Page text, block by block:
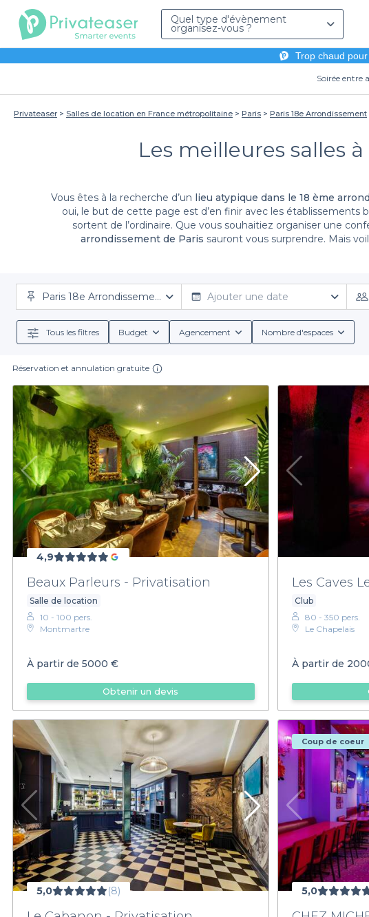
Quel type d'évènement
organisez-vous ?
Trop chaud
Soirée entre
Privateaser Salles de location en France métropolitaine Paris Paris 18e Arrondissement
Les meilleures salles
Vous êtes à la recherche d’un lieu atypique dans le 18 ème
oui, le but de cette page est d’en finir avec les établissements
sortent de l’ordinaire. Que vous souhaitiez organiser une
arrondissement de Paris sauront vous surprendre. Mais
d’établissement ? Utilisez donc nos filtres qui vous permettront
Paris 18e Arrondissement Ajouter une date
Tous les filtres Budget Agencement Nombre d'espaces
Réservation et annulation gratuite
4,9
Beaux Parleurs - Privatisation
Salle de location
10 - 100 pers.
Montmartre
À partir de 5000 €
Obtenir un devis
Les Caves
Club
80 - 350 pers.
Le Chapelais
À partir de
5,0 (8)
Coup de coeur
5,0